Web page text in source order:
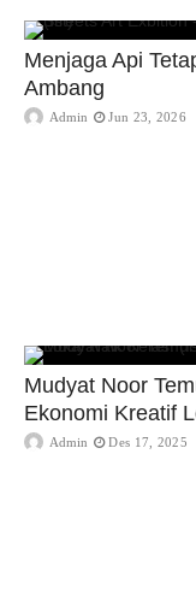
Menjaga Api
Ambang
Admin Jun 23, 2026
Mudyat Noor
Ekonomi Kreatif
Admin Des 17, 2025